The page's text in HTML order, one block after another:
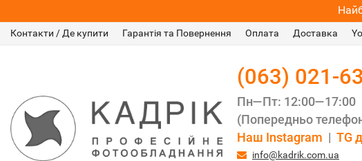
Контакти / Де купити Гарантія та Повернення Оплата Доставка
(063) 021-
Пн—Пт: 12:00—17:00
(Попередньо
Наш Instagram
TG
info@kadrik.com.ua